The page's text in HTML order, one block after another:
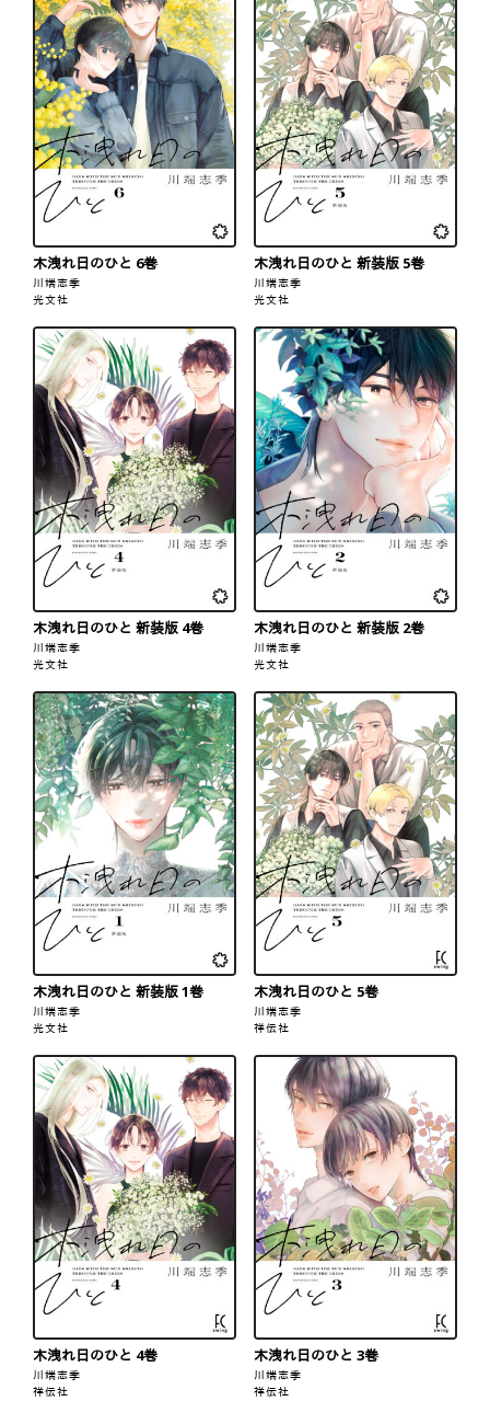
木洩れ日のひと 6巻
川端志季
光文社
木洩れ日のひと 新装版 5巻
川端志季
光文社
木洩れ日のひと 新装版 4巻
川端志季
光文社
木洩れ日のひと 新装版 2巻
川端志季
光文社
木洩れ日のひと 新装版 1巻
川端志季
光文社
木洩れ日のひと 5巻
川端志季
祥伝社
木洩れ日のひと 4巻
川端志季
祥伝社
木洩れ日のひと 3巻
川端志季
祥伝社